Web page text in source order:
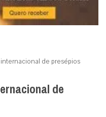
de presépios
de